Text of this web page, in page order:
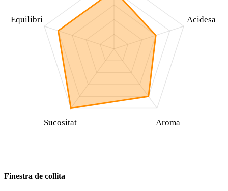
Acidesa
Aroma
Sucositat
Equilibri
Finestra de collita